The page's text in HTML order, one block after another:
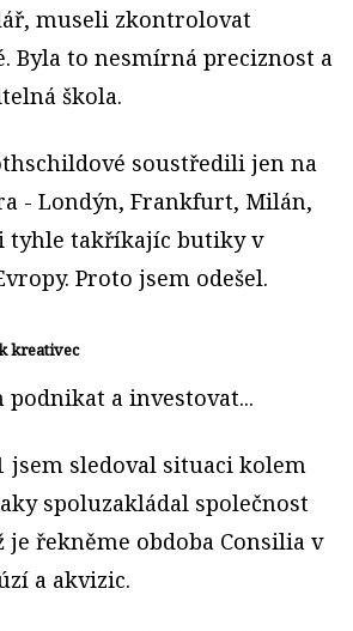
museli zkontrolovat
Byla to nesmírná preciznost a
škola.
soustředili jen na
- Londýn, Frankfurt, Milán,
tyhle takříkajíc butiky v
Proto jsem odešel.
kreativec
podnikat a investovat...
jsem sledoval situaci kolem
spoluzakládal společnost
je řekněme obdoba Consilia v
a akvizic.